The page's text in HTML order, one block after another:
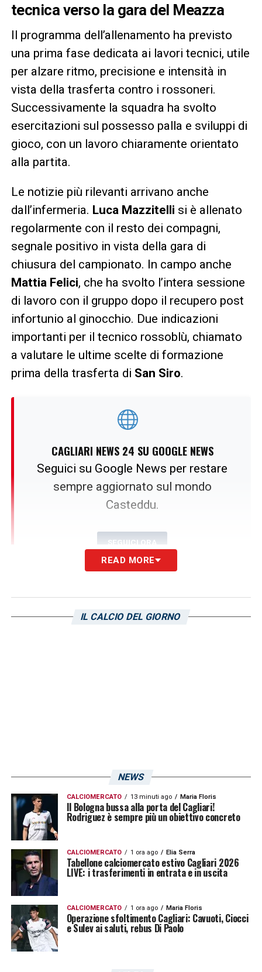
tecnica verso la gara del Meazza
Il programma dell’allenamento ha previsto
una prima fase dedicata ai lavori tecnici, utile
per alzare ritmo, precisione e intensità in
vista della trasferta contro i rossoneri.
Successivamente la squadra ha svolto
esercitazioni sul possesso palla e sviluppi di
gioco, con un lavoro chiaramente orientato
alla partita.
Le notizie più rilevanti arrivano anche
dall’infermeria. Luca Mazzitelli si è allenato
regolarmente con il resto dei compagni,
segnale positivo in vista della gara di
chiusura del campionato. In campo anche
Mattia Felici, che ha svolto l’intera sessione
di lavoro con il gruppo dopo il recupero post
infortunio al ginocchio. Due indicazioni
importanti per il tecnico rossoblù, chiamato
a valutare le ultime scelte di formazione
prima della trasferta di San Siro.
CAGLIARI NEWS 24 SU GOOGLE NEWS
Seguici su Google News per restare
sempre aggiornato sul mondo
Casteddu.
SEGUICI ORA
prestazione di personalità contro una
squadra di alto livello come ilMilan.
Al termine dell’allenamento,Fabio Pisacane
parlerà in conferenza stampa alle 12.45 per
presentare la partita. L’incontro con i media
sarà trasmesso in diretta streaming sull’app
del Cagliari.
l’appuntamento in diretta, riportando tutte le
dichiarazioni dell’allenatore rossoblù a due
giorni dalla sfida contro il
READ MORE
IL CALCIO DEL GIORNO
NEWS
CALCIOMERCATO 13 minuti ago Maria Floris
Il Bologna bussa alla porta del Cagliari!
Rodriguez è sempre più un obiettivo concreto
CALCIOMERCATO 1 ora ago Elia Serra
Tabellone calciomercato estivo Cagliari 2026
LIVE: i trasferimenti in entrata e in uscita
CALCIOMERCATO 1 ora ago Maria Floris
Operazione sfoltimento Cagliari: Cavuoti, Ciocci
e Sulev ai saluti, rebus Di Paolo